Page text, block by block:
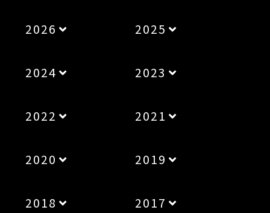
2026 2025
2024 2023
2022 2021
2020 2019
2018 2017